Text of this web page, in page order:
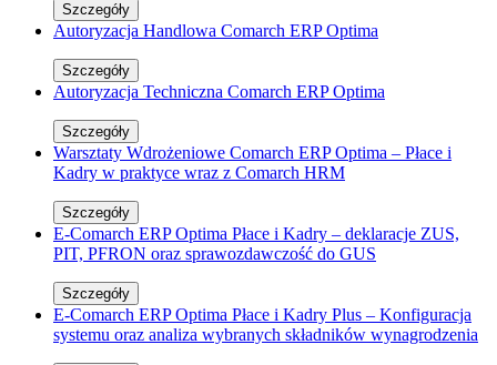
Szczegóły
Autoryzacja Handlowa Comarch ERP Optima
Szczegóły
Autoryzacja Techniczna Comarch ERP Optima
Szczegóły
Warsztaty Wdrożeniowe Comarch ERP Optima – Płace i
Kadry w praktyce wraz z Comarch HRM
Szczegóły
E-Comarch ERP Optima Płace i Kadry – deklaracje ZUS,
PIT, PFRON oraz sprawozdawczość do GUS
Szczegóły
E-Comarch ERP Optima Płace i Kadry Plus – Konfiguracja
systemu oraz analiza wybranych składników wynagrodzenia